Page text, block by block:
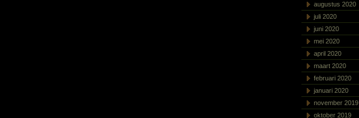
augustus 2020
juli 2020
juni 2020
mei 2020
april 2020
maart 2020
februari 2020
januari 2020
november 2019
oktober 2019